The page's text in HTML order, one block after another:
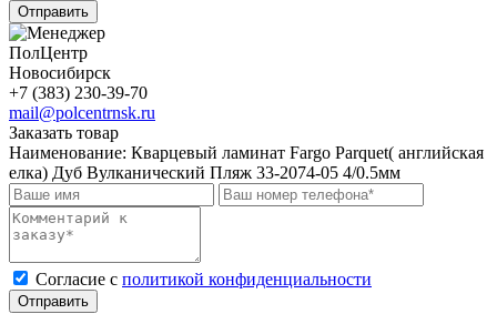
Отправить
ПолЦентр
Новосибирск
+7 (383) 230-39-70
mail@polcentrnsk.ru
Заказать товар
Наименование: Кварцевый ламинат Fargo Parquet( английская
елка) Дуб Вулканический Пляж 33-2074-05 4/0.5мм
Cогласие с политикой конфиденциальности
Отправить